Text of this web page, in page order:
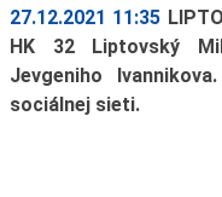
27.12.2021 11:35
HK 32 Liptovský
Jevgeniho
sociálnej sieti.